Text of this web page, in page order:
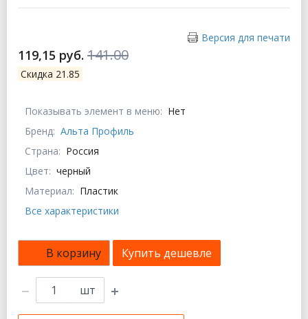
Версия для печати
119,15 руб. 141.00
Скидка 21.85
Показывать элемент в меню: Нет
Бренд: Альта Профиль
Страна: Россия
Цвет: черный
Материал: Пластик
Все характеристики
В корзину Купить дешевле
шт